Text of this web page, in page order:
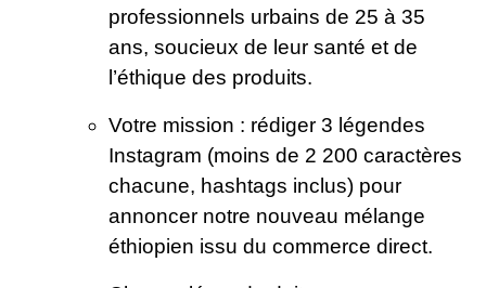
professionnels urbains de 25 à 35
ans, soucieux de leur santé et de
l’éthique des produits.
Votre mission : rédiger 3 légendes
Instagram (moins de 2 200 caractères
chacune, hashtags inclus) pour
annoncer notre nouveau mélange
éthiopien issu du commerce direct.